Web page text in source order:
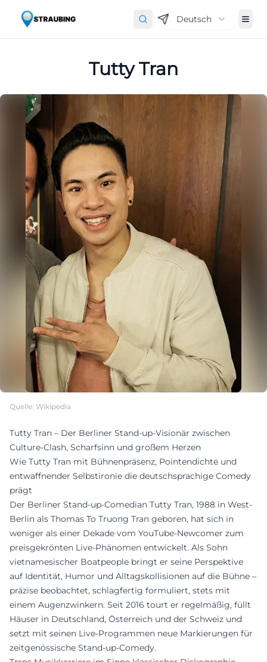
Deutsch
Tutty Tran
Quelle: Wikipedia
Tutty Tran – Der Berliner Stand-up-Visionär zwischen
Culture-Clash, Scharfsinn und großem Herzen
Wie Tutty Tran mit Bühnenpräsenz, Pointendichte und
entwaffnender Selbstironie die deutschsprachige Comedy
prägt
Der Berliner Stand-up-Comedian Tutty Tran, 1988 in West-
Berlin als Thomas To Truong Tran geboren, hat sich in
weniger als einer Dekade vom YouTube-Newcomer zum
preisgekrönten Live-Phänomen entwickelt. Als Sohn
vietnamesischer Boatpeople bringt er seine Perspektive
auf Identität, Humor und Alltagskollisionen auf die Bühne –
präzise beobachtet, schlagfertig formuliert, stets mit
einem Augenzwinkern. Seit 2016 tourt er regelmäßig, füllt
Häuser in Deutschland, Österreich und der Schweiz und
setzt mit seinen Live-Programmen neue Markierungen für
zeitgenössische Stand-up-Comedy.